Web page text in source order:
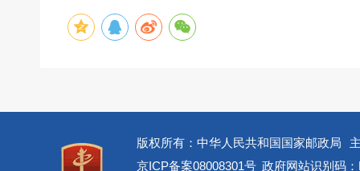
版权所有：中华人民共和国国家邮政局
京ICP备案08008301号 政府网站识别码